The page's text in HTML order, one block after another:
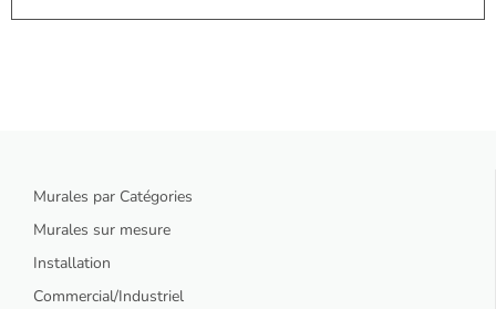
Murales par Catégories
Murales sur mesure
Installation
Commercial/Industriel